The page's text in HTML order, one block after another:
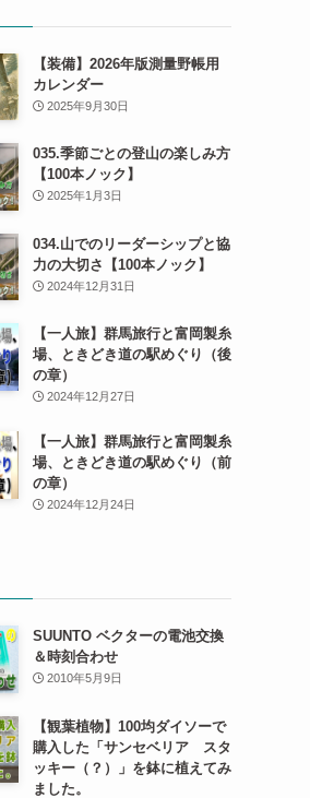
【装備】2026年版測量野帳用
カレンダー
2025年9月30日
035.季節ごとの登山の楽しみ方
【100本ノック】
2025年1月3日
034.山でのリーダーシップと協
力の大切さ【100本ノック】
2024年12月31日
【一人旅】群馬旅行と富岡製糸
場、ときどき道の駅めぐり（後
の章）
2024年12月27日
【一人旅】群馬旅行と富岡製糸
場、ときどき道の駅めぐり（前
の章）
2024年12月24日
SUUNTO ベクターの電池交換
＆時刻合わせ
2010年5月9日
【観葉植物】100均ダイソーで
購入した「サンセベリア スタ
ッキー（？）」を鉢に植えてみ
ました。